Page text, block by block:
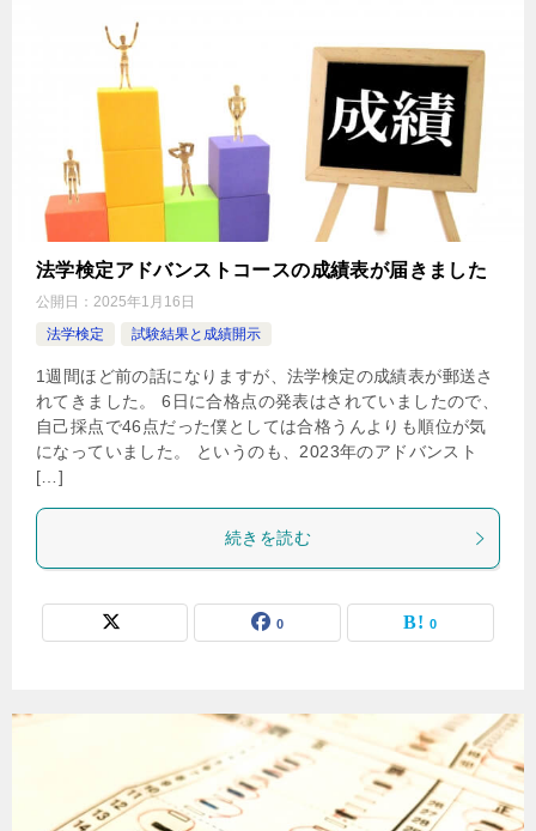
法学検定アドバンストコースの成績表が届きました
公開日： 2025年1月16日
法学検定
試験結果と成績開示
1週間ほど前の話になりますが、法学検定の成績表が郵送さ
れてきました。 6日に合格点の発表はされていましたので、
自己採点で46点だった僕としては合格うんよりも順位が気
になっていました。 というのも、2023年のアドバンスト
[…]
続きを読む
0 0